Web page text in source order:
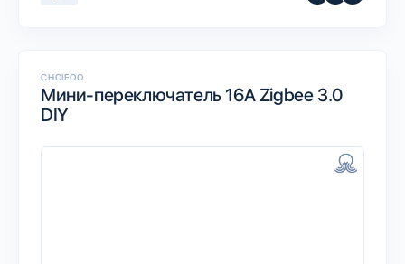
CHOIFOO
Мини-переключатель 16A Zigbee 3.0
DIY